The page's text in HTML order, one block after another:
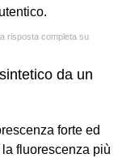
risposta completa su
da un
forte ed
fluorescenza più